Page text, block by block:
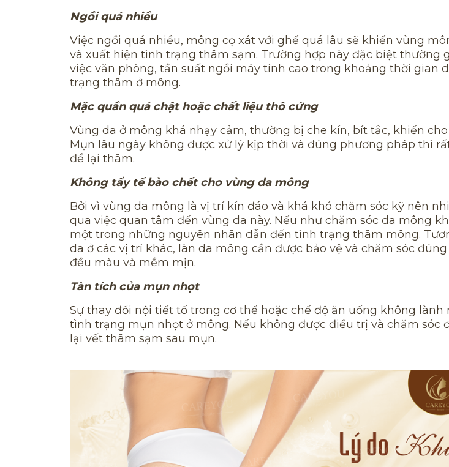
Ngồi quá nhiều
Việc ngồi quá nhiều, mông cọ xát với ghế quá lâu sẽ khiến vùng
và xuất hiện tình trạng thâm sạm. Trường hợp này đặc biệt thường
việc văn phòng, tần suất ngồi máy tính cao trong khoảng thời gian
trạng thâm ở mông.
Mặc quần quá chật hoặc chất liệu thô cứng
Vùng da ở mông khá nhạy cảm, thường bị che kín, bít tắc, khiến
Mụn lâu ngày không được xử lý kịp thời và đúng phương pháp thì
để lại thâm.
Không tẩy tế bào chết cho vùng da mông
Bởi vì vùng da mông là vị trí kín đáo và khá khó chăm sóc kỹ nên
qua việc quan tâm đến vùng da này. Nếu như chăm sóc da mông
một trong những nguyên nhân dẫn đến tình trạng thâm mông.
da ở các vị trí khác, làn da mông cần được bảo vệ và chăm sóc
đều màu và mềm mịn.
Tàn tích của mụn nhọt
Sự thay đổi nội tiết tố trong cơ thể hoặc chế độ ăn uống không lành
tình trạng mụn nhọt ở mông. Nếu không được điều trị và chăm sóc
lại vết thâm sạm sau mụn.